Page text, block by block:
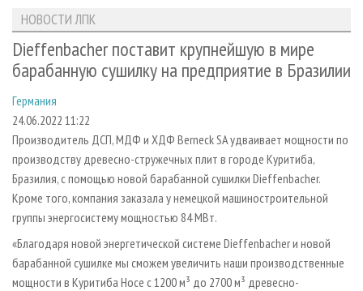
ЛЕСОЗАГОТОВКА
ЛЕСОПИЛЕНИЕ
СУШКА ДРЕВЕСИНЫ
ПРОИЗВОДСТВО ДРЕВЕСНЫХ ПЛИТ
ДЕРЕВЯННОЕ ДОМОСТРОЕНИЕ
ПРОИЗВОДСТВО МЕБЕЛИ
БИОЭНЕРГЕТИКА
ЦБП
ИНСТРУМЕНТ И МАТЕРИАЛЫ
НОВОСТИ ЛПК
НОВОСТИ ЖУРНАЛА
ПРОЕКТЫ ЛПИ
АНАЛИТИКА
ПРЕДПРИЯТИЯ ЛПК
ПЕРСОНЫ
МОБИЛЬНЫЕ ВЫСТАВКИ
ОФИЦИАЛЬНЫЕ ДЕЛЕГАЦИИ
ПРИОРИТЕТНЫЕ ИНВЕСТПРОЕКТЫ
RUSSIAN FORESTRY REVIEW
ГАЗЕТА ЛЕСПРОМФОРУМ
БИБЛИОТЕКА СПЕЦИАЛИСТА
АРХИВ
АРХИВ ЖУРНАЛОВ
О ЖУРНАЛЕ
КОНТАКТЫ
РЕКЛАМОДАТЕЛЯМ
РЕКЛАМА
РЕКЛАМА НА САЙТЕ
НОВОСТИ ЛПК
Dieffenbacher поставит крупнейшую в мире
барабанную сушилку на предприятие в Бразилии
Германия
24.06.2022 11:22
Производитель ДСП, МДФ и ХДФ Berneck SA удваивает мощности по
производству древесно-стружечных плит в городе Куритиба,
Бразилия, с помощью новой барабанной сушилки Dieffenbacher.
Кроме того, компания заказала у немецкой машиностроительной
группы энергосистему мощностью 84 МВт.
«Благодаря новой энергетической системе Dieffenbacher и новой
барабанной сушилке мы сможем увеличить наши производственные
мощности в Куритиба Носе с 1200 м³ до 2700 м³ древесно-